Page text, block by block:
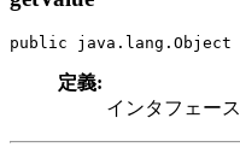
public java.lang.Object
定義:
インタフェース